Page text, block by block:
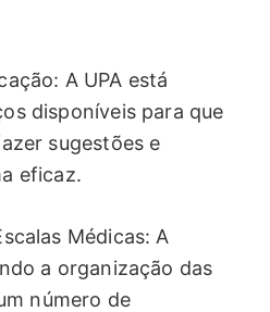
A UPA está
disponíveis para que
sugestões e
eficaz.
Médicas: A
a organização das
número de